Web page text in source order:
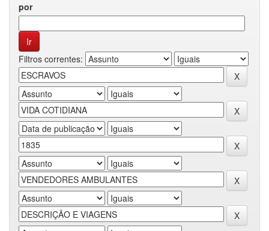
por
Filtros correntes: